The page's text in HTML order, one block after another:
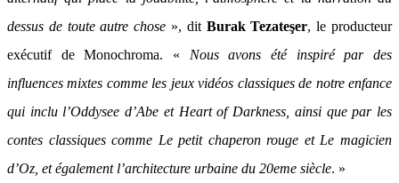
dessus de toute autre chose », dit Burak Tezateşer, le producteur
exécutif de Monochroma. « Nous avons été inspiré par des
influences mixtes comme les jeux vidéos classiques de notre enfance
qui inclu l’Oddysee d’Abe et Heart of Darkness, ainsi que par les
contes classiques comme Le petit chaperon rouge et Le magicien
d’Oz, et également l’architecture urbaine du 20eme siècle. »